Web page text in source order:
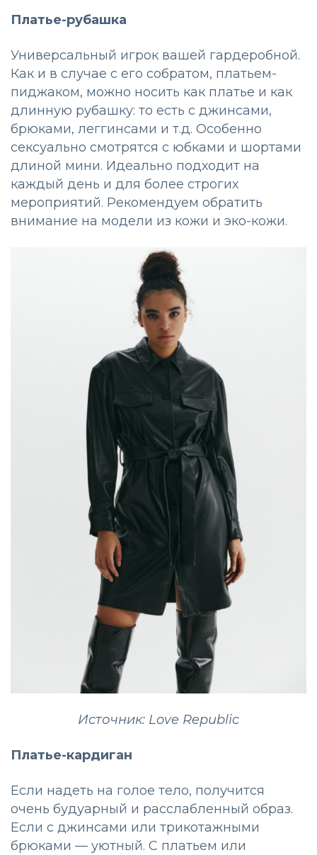
Платье-рубашка
Универсальный игрок вашей гардеробной.
Как и в случае с его собратом, платьем-
пиджаком, можно носить как платье и как
длинную рубашку: то есть с джинсами,
брюками, леггинсами и т.д. Особенно
сексуально смотрятся с юбками и шортами
длиной мини. Идеально подходит на
каждый день и для более строгих
мероприятий. Рекомендуем обратить
внимание на модели из кожи и эко-кожи.
Источник: Love Republic
Платье-кардиган
Если надеть на голое тело, получится
очень будуарный и расслабленный образ.
Если с джинсами или трикотажными
брюками — уютный. С платьем или